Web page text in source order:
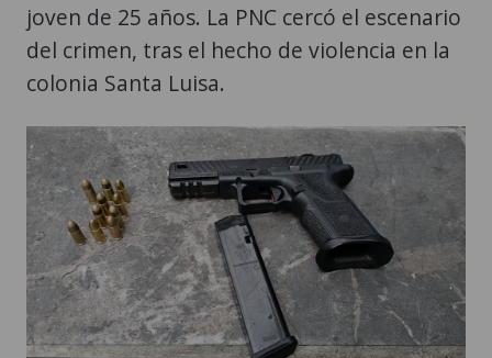
joven de 25 años. La PNC cercó el escenario
del crimen, tras el hecho de violencia en la
colonia Santa Luisa.